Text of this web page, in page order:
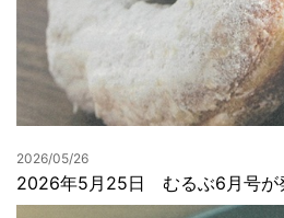
2026/05/26
2026年5月25日 むるぶ6月号が